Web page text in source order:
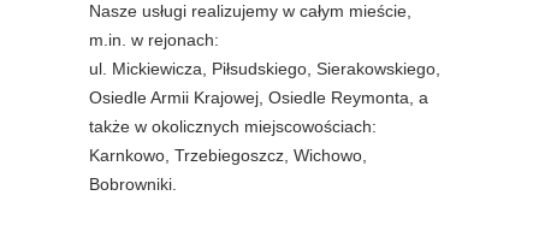
Nasze usługi realizujemy w całym mieście,
m.in. w rejonach:
ul. Mickiewicza, Piłsudskiego, Sierakowskiego,
Osiedle Armii Krajowej, Osiedle Reymonta, a
także w okolicznych miejscowościach:
Karnkowo, Trzebiegoszcz, Wichowo,
Bobrowniki.